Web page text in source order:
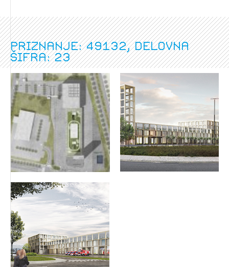
Priznanje: 49132, delovna
šifra: 23